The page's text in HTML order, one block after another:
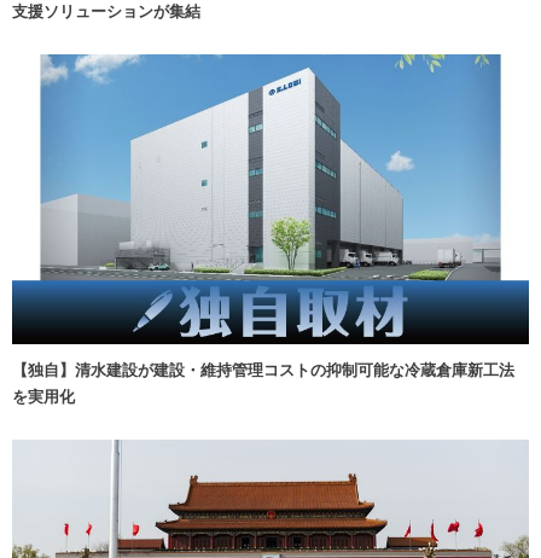
支援ソリューションが集結
【独自】清水建設が建設・維持管理コストの抑制可能な冷蔵倉庫新工法
を実用化